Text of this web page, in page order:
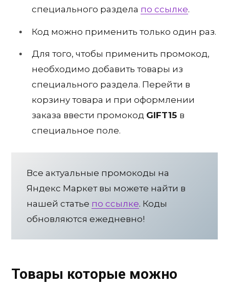
специального раздела по ссылке.
Код можно применить только один раз.
Для того, чтобы применить промокод,
необходимо добавить товары из
специального раздела. Перейти в
корзину товара и при оформлении
заказа ввести промокод GIFT15 в
специальное поле.
Все актуальные промокоды на
Яндекс Маркет вы можете найти в
нашей статье по ссылке. Коды
обновляются ежедневно!
Товары которые можно